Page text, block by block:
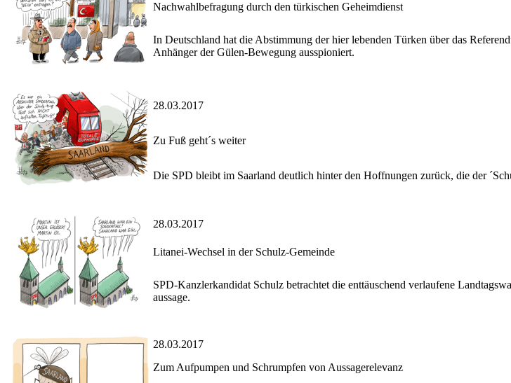
Nachwahlbefragung durch den türkischen Geheimdienst
In Deutschland hat die Abstimmung der hier lebenden Türken über das
Anhänger der Gülen-Bewegung ausspioniert.
28.03.2017
Zu Fuß geht´s weiter
Die SPD bleibt im Saarland deutlich hinter den Hoffnungen zurück, die der
28.03.2017
Litanei-Wechsel in der Schulz-Gemeinde
SPD-Kanzlerkandidat Schulz betrachtet die enttäuschend verlaufene
aussage.
28.03.2017
Zum Aufpumpen und Schrumpfen von Aussagerelevanz